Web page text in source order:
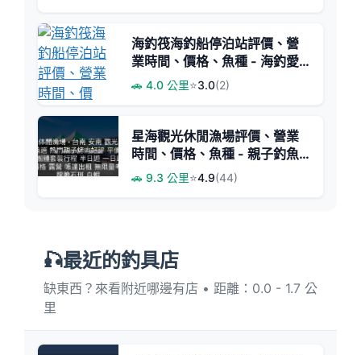
海釣筏海釣船停泊站評價、營
業時間、價格、魚種 - 海釣愛
好者聚集地
🚗 4.0 公里⭐3.0(2)
星海觀光休閒漁場評價、營業
時間、價格、魚種 - 親子釣魚
烤蚵首選
🚗 9.3 公里⭐4.9(44)
🎣最近的釣具店
缺東西？來看附近哪邊有店 • 距離：0.0 - 1.7 公
里